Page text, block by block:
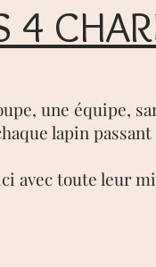
4
une équipe,
lapin
avec toute leur